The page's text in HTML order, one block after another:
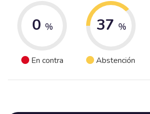
0 %
En contra
37 %
Abstención